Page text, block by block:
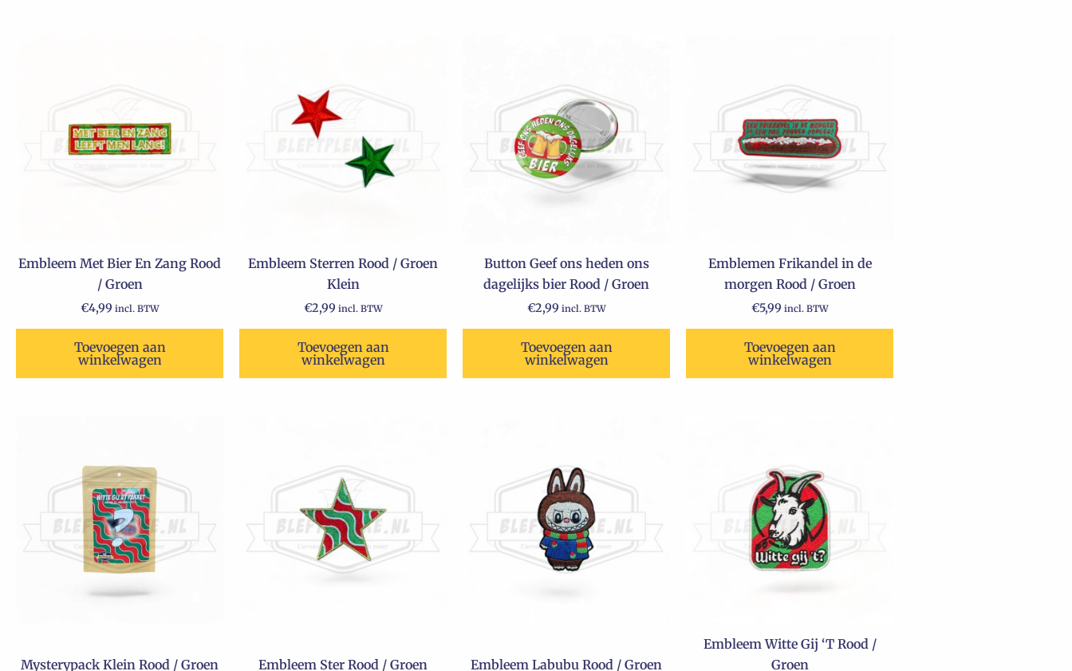
Embleem Met Bier En Zang Rood
/ Groen
€4,99 incl. BTW
Toevoegen aan
winkelwagen
Embleem Sterren Rood / Groen
Klein
€2,99 incl. BTW
Toevoegen aan
winkelwagen
Button Geef ons heden ons
dagelijks bier Rood / Groen
€2,99 incl. BTW
Toevoegen aan
winkelwagen
Emblemen Frikandel in de
morgen Rood / Groen
€5,99 incl. BTW
Toevoegen aan
winkelwagen
Mysterypack Klein Rood / Groen Embleem Ster Rood / Groen Embleem Labubu Rood / Groen
Embleem Witte Gij ‘T Rood /
Groen